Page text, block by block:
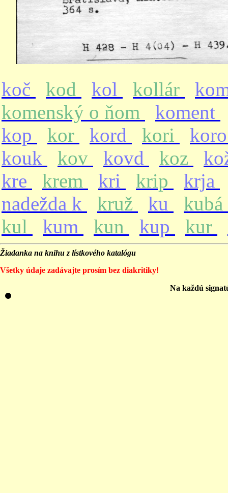
koč kod kol kollár
komenský o ňom
koment
kop
kor kord kori
kouk
kov kovd koz
kre
krem kri krip
krja
nadežda k
kruž ku
kubá
kul
kum kun kup kur
Žiadanka na knihu z lístkového katalógu
Všetky údaje zadávajte prosím bez diakritiky!
Na každú